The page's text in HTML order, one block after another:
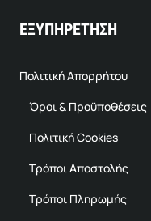
ΕΞΥΠΗΡΕΤΗΣΗ
Πολιτική Απορρήτου
Όροι & Προϋποθέσεις
Πολιτική Cookies
Τρόποι Αποστολής
Τρόποι Πληρωμής